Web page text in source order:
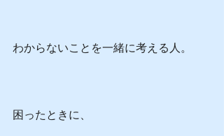
わからないことを一緒に考える人。
困ったときに、